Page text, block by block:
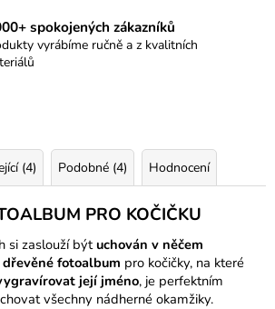
spokojených zákazníků
vyrábíme ručně a z kvalitních
(4) Podobné (4) Hodnocení
PRO KOČIČKU
si zaslouží býtuchován v něčem
dřevěné fotoalbum pro kočičky, na které
její jméno, je perfektním
všechny nádherné okamžiky.